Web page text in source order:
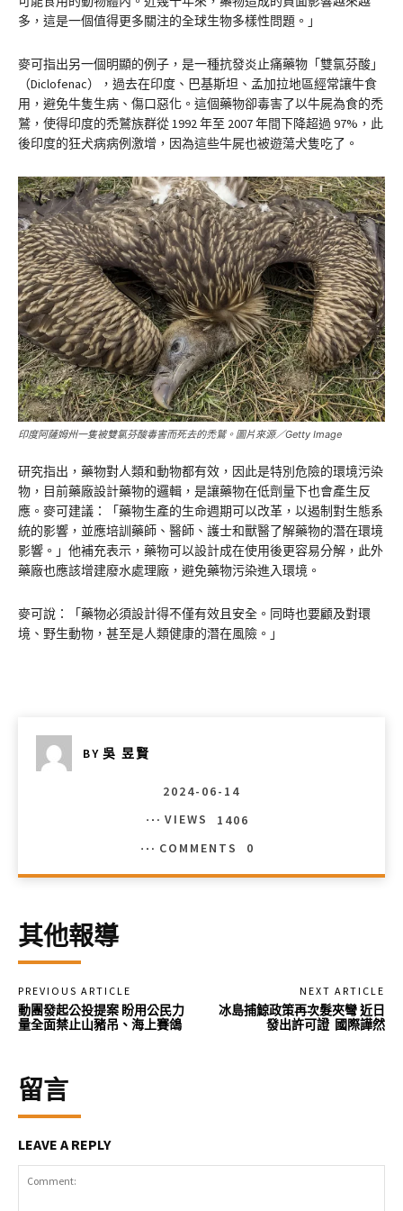
多，這是一個值得更多關注的全球生物多樣性問題。」
麥可指出另一個明顯的例子，是一種抗發炎止痛藥物「雙氯芬酸」
（Diclofenac），過去在印度、巴基斯坦、孟加拉地區經常讓牛食
用，避免牛隻生病、傷口惡化。這個藥物卻毒害了以牛屍為食的禿
鷲，使得印度的禿鷲族群從 1992 年至 2007 年間下降超過 97%，此
後印度的狂犬病病例激增，因為這些牛屍也被遊蕩犬隻吃了。
印度阿薩姆州一隻被雙氯芬酸毒害而死去的禿鷲。圖片來源／Getty Image
研究指出，藥物對人類和動物都有效，因此是特別危險的環境污染
物，目前藥廠設計藥物的邏輯，是讓藥物在低劑量下也會產生反
應。麥可建議：「藥物生產的生命週期可以改革，以遏制對生態系
統的影響，並應培訓藥師、醫師、護士和獸醫了解藥物的潛在環境
影響。」他補充表示，藥物可以設計成在使用後更容易分解，此外
藥廠也應該增建廢水處理廠，避免藥物污染進入環境。
麥可說：「藥物必須設計得不僅有效且安全。同時也要顧及對環
境、野生動物，甚至是人類健康的潛在風險。」
BY 吳 昱賢
2024-06-14
VIEWS
1406
COMMENTS
0
其他報導
PREVIOUS ARTICLE
動團發起公投提案 盼用公民力
量全面禁止山豬吊、海上賽鴿
NEXT ARTICLE
冰島捕鯨政策再次髮夾彎 近日
發出許可證 國際譁然
留言
LEAVE A REPLY